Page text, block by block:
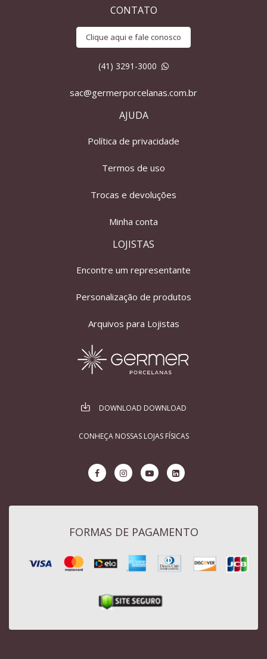
CONTATO
Clique aqui e fale conosco
(41) 3291-3000
sac@germerporcelanas.com.br
AJUDA
Política de privacidade
Termos de uso
Trocas e devoluções
Minha conta
LOJISTAS
Encontre um representante
Personalização de produtos
Arquivos para Lojistas
DOWNLOAD DOWNLOAD
CONHEÇA NOSSAS LOJAS FÍSICAS
FORMAS DE PAGAMENTO